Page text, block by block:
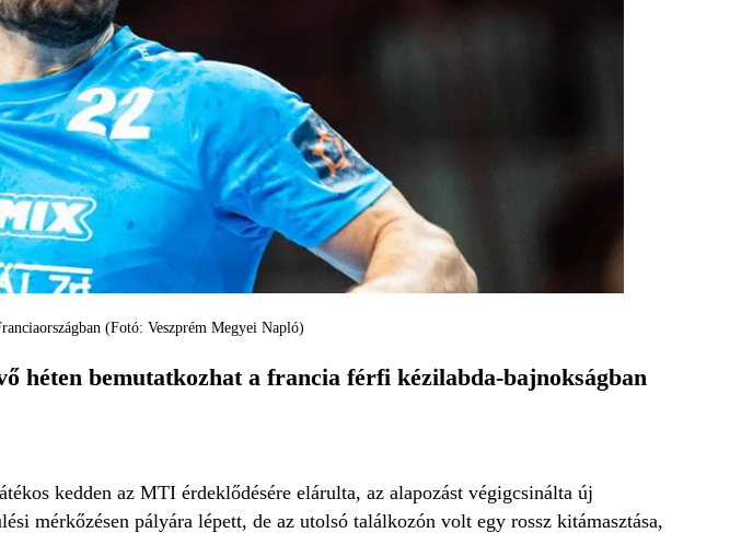
(Fotó: Veszprém Megyei Napló)
héten bemutatkozhat a francia férfi kézilabda-bajnokságban
kedden az MTI érdeklődésére elárulta, az alapozást végigcsinálta új
mérkőzésen pályára lépett, de az utolsó találkozón volt egy rossz kitámasztása,